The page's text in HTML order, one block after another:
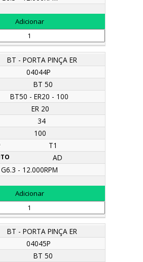
BT - PORTA PINÇA ER
04044P
BT 50
BT50 - ER20 - 100
ER 20
34
100
T1
AD
G6.3 - 12.000RPM
BT - PORTA PINÇA ER
04045P
BT 50